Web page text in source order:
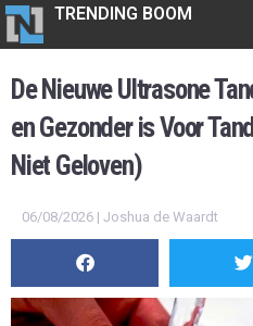
TRENDING BOOM
De Nieuwe Ultrasone
en Gezonder is Voor
Niet Geloven)
06/08/2026 | Joshua de Waardt